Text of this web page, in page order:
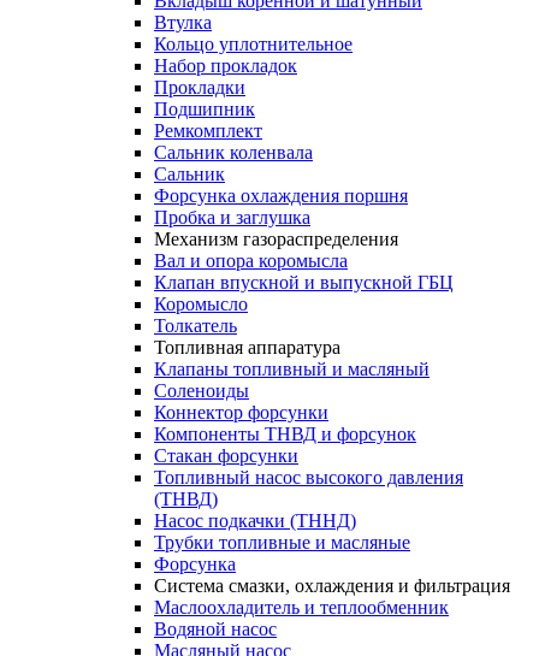
Втулка
Кольцо уплотнительное
Набор прокладок
Прокладки
Подшипник
Ремкомплект
Сальник коленвала
Сальник
Форсунка охлаждения поршня
Пробка и заглушка
Механизм газораспределения
Вал и опора коромысла
Клапан впускной и выпускной ГБЦ
Коромысло
Толкатель
Топливная аппаратура
Клапаны топливный и масляный
Соленоиды
Коннектор форсунки
Компоненты ТНВД и форсунок
Стакан форсунки
Топливный насос высокого давления
(ТНВД)
Насос подкачки (ТННД)
Трубки топливные и масляные
Форсунка
Система смазки, охлаждения и фильтрация
Маслоохладитель и теплообменник
Водяной насос
Масляный насос